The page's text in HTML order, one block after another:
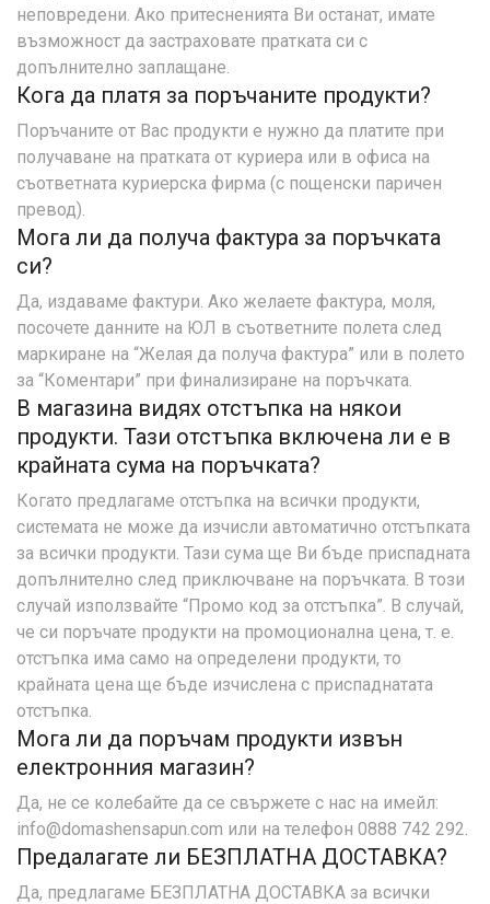
неповредени. Ако притесненията Ви останат, имате
възможност да застраховате пратката си с
допълнително заплащане.
Кога да платя за поръчаните продукти?
Поръчаните от Вас продукти е нужно да платите при
получаване на пратката от куриера или в офиса на
съответната куриерска фирма (с пощенски паричен
превод).
Мога ли да получа фактура за поръчката
си?
Да, издаваме фактури. Ако желаете фактура, моля,
посочете данните на ЮЛ в съответните полета след
маркиране на “Желая да получа фактура” или в полето
за “Коментари” при финализиране на поръчката.
В магазина видях отстъпка на някои
продукти. Тази отстъпка включена ли е в
крайната сума на поръчката?
Когато предлагаме отстъпка на всички продукти,
системата не може да изчисли автоматично отстъпката
за всички продукти. Тази сума ще Ви бъде приспадната
допълнително след приключване на поръчката. В този
случай използвайте “Промо код за отстъпка”. В случай,
че си поръчате продукти на промоционална цена, т. е.
отстъпка има само на определени продукти, то
крайната цена ще бъде изчислена с приспаднатата
отстъпка.
Мога ли да поръчам продукти извън
електронния магазин?
Да, не се колебайте да се свържете с нас на имейл:
info@domashensapun.com или на телефон 0888 742 292.
Предалагате ли БЕЗПЛАТНА ДОСТАВКА?
Да, предлагаме БЕЗПЛАТНА ДОСТАВКА за всички